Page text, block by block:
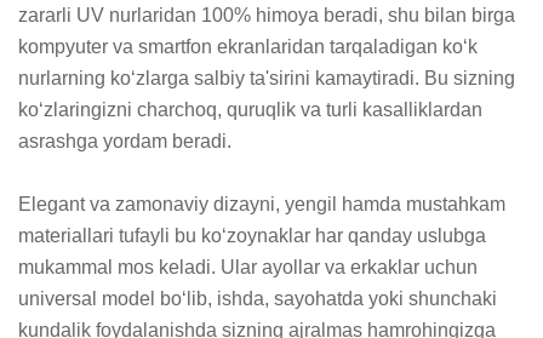
zararli UV nurlaridan 100% himoya beradi, shu bilan birga
kompyuter va smartfon ekranlaridan tarqaladigan ko‘k
nurlarning ko‘zlarga salbiy ta'sirini kamaytiradi. Bu sizning
ko‘zlaringizni charchoq, quruqlik va turli kasalliklardan
asrashga yordam beradi.
Elegant va zamonaviy dizayni, yengil hamda mustahkam
materiallari tufayli bu ko‘zoynaklar har qanday uslubga
mukammal mos keladi. Ular ayollar va erkaklar uchun
universal model bo‘lib, ishda, sayohatda yoki shunchaki
kundalik foydalanishda sizning ajralmas hamrohingizga